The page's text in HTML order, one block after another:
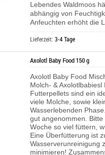
Lebendes Waldmoos
abhängig von
Anfeuchten erhöht die
Lieferzeit:3-4 Tage
Axolotl Baby Food 150 g
Axolotl Baby Food
Molch- & Axolotlbabiesl
Futterpellets sind ein
viele Molche, sowie
Wasserlebenden
gut angenommen.
Woche so viel füttern,
Eine Überfütterung ist
Wasserverunreinigung
minimieren!